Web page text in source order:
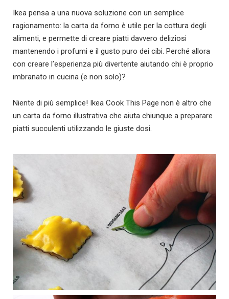
Ikea pensa a una nuova soluzione con un semplice
ragionamento: la carta da forno è utile per la cottura degli
alimenti, e permette di creare piatti davvero deliziosi
mantenendo i profumi e il gusto puro dei cibi. Perché allora
con creare l’esperienza più divertente aiutando chi è proprio
imbranato in cucina (e non solo)?
Niente di più semplice! Ikea Cook This Page non è altro che
un carta da forno illustrativa che aiuta chiunque a preparare
piatti succulenti utilizzando le giuste dosi.